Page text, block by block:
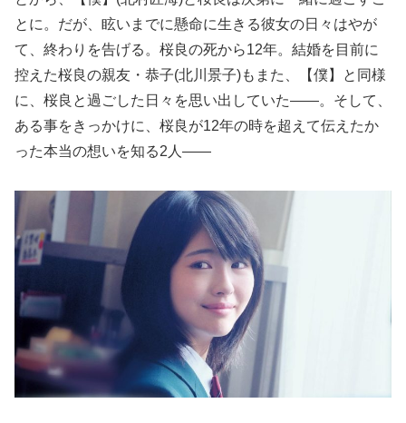
とに。だが、眩いまでに懸命に生きる彼女の日々はやが
て、終わりを告げる。桜良の死から12年。結婚を目前に
控えた桜良の親友・恭子(北川景子)もまた、【僕】と同様
に、桜良と過ごした日々を思い出していた――。そして、
ある事をきっかけに、桜良が12年の時を超えて伝えたか
った本当の想いを知る2人――